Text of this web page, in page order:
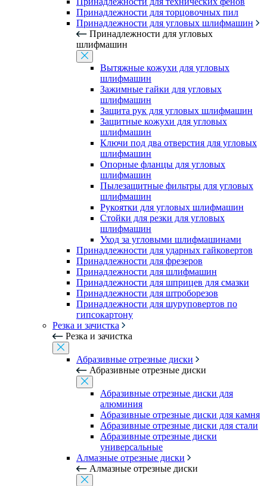
Принадлежности для торцовочных пил
Принадлежности для угловых шлифмашин
Принадлежности для угловых
шлифмашин
Вытяжные кожухи для угловых
шлифмашин
Зажимные гайки для угловых
шлифмашин
Защита рук для угловых шлифмашин
Защитные кожухи для угловых
шлифмашин
Ключи под два отверстия для угловых
шлифмашин
Опорные фланцы для угловых
шлифмашин
Пылезащитные фильтры для угловых
шлифмашин
Рукоятки для угловых шлифмашин
Стойки для резки для угловых
шлифмашин
Уход за угловыми шлифмашинами
Принадлежности для ударных гайковертов
Принадлежности для фрезеров
Принадлежности для шлифмашин
Принадлежности для шприцев для смазки
Принадлежности для штроборезов
Принадлежности для шуруповертов по
гипсокартону
Резка и зачистка
Резка и зачистка
Абразивные отрезные диски
Абразивные отрезные диски
Абразивные отрезные диски для
алюминия
Абразивные отрезные диски для камня
Абразивные отрезные диски для стали
Абразивные отрезные диски
универсальные
Алмазные отрезные диски
Алмазные отрезные диски